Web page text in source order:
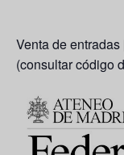
Venta de entradas
(consultar código